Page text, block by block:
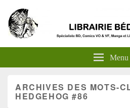
Menu
ARCHIVES DES MOTS-
HEDGEHOG #86